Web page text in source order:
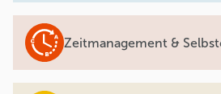
Zeitmanagement &